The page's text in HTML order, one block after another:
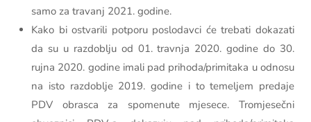
samo za travanj 2021. godine.
Kako bi ostvarili potporu poslodavci će trebati dokazati
da su u razdoblju od 01. travnja 2020. godine do 30.
rujna 2020. godine imali pad prihoda/primitaka u odnosu
na isto razdoblje 2019. godine i to temeljem predaje
PDV obrasca za spomenute mjesece. Tromjesečni